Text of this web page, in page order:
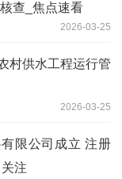
查_焦点速看
2026-03-25
村供水工程运行管
2026-03-25
限公司成立 注册
注